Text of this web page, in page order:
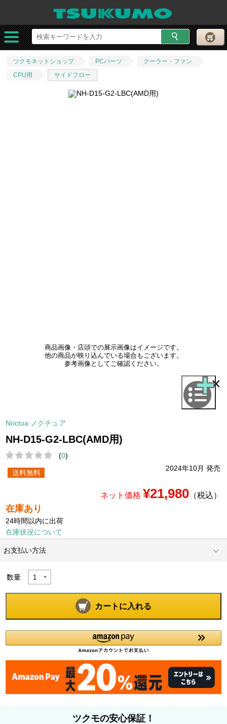
ツクモネットショップ PCパーツ
クーラー・ファン
CPU用
サイドフロー
商品画像・店頭での展示画像はイメージです。
他の商品が映り込んでいる場合もございます。
参考画像としてご確認ください。
×
Noctua ノクチュア
NH-D15-G2-LBC(AMD用)
(0)
2024年10月 発売
送料無料
ネット価格 ¥21,980（税込）
在庫あり
24時間以内に出荷
在庫状況について
お支払い方法
数量
カートに入れる
ツクモの安心保証！